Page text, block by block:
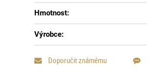
Hmotnost:
Výrobce:
Doporučit známému